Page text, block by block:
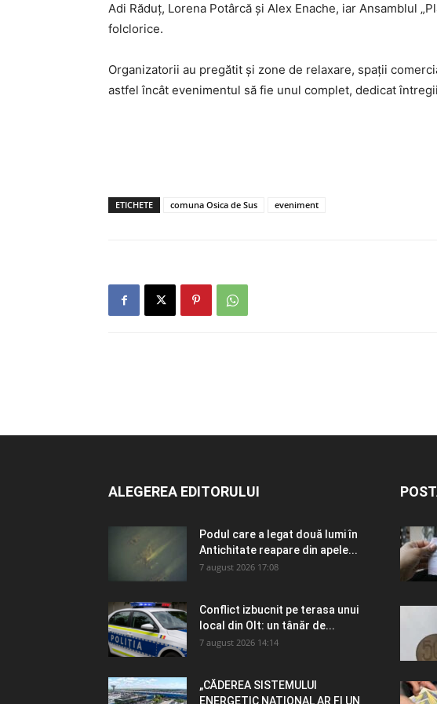
Adi Răduț, Lorena Potârcă și Alex Enache, iar Ansamblul
folclorice.
Organizatorii au pregătit și zone de relaxare, spații
astfel încât evenimentul să fie unul complet, dedicat
ETICHETE comuna Osica de Sus eveniment
ALEGEREA EDITORULUI
Podul care a legat două lumi în
Antichitate reapare din apele...
7 august 2026 17:08
Conflict izbucnit pe terasa unui
local din Olt: un tânăr de...
7 august 2026 14:14
„CĂDEREA SISTEMULUI
ENERGETIC NAȚIONAL AR FI UN